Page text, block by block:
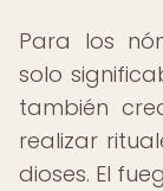
Para los
solo
también
realizar
dioses. El